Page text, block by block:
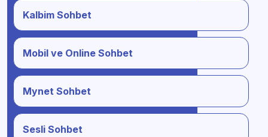
Kalbim Sohbet
Mobil ve Online Sohbet
Mynet Sohbet
Sesli Sohbet